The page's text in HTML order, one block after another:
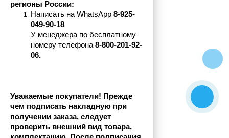
регионы России:
Написать на WhatsApp 8-925-
049-90-18
У менеджера по бесплатному
номеру телефона 8-800-201-92-
06.
Уважаемые покупатели! Прежде
чем подписать накладную при
получении заказа, следует
проверить внешний вид товара,